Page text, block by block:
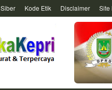
Siber Kode Etik Disclaimer Site